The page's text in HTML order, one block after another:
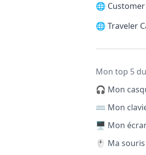
🌐
🌐 Traveler
Mon top 5
🎧 Mon
⌨️ Mon
🖥️ Mon
🖱️ Ma